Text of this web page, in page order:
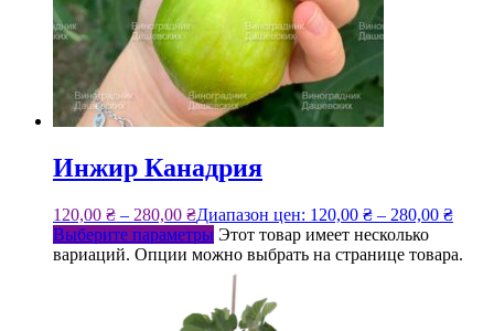
Инжир Канадрия
120,00 ₴ – 280,00 ₴Диапазон цен: 120,00 ₴ – 280,00 ₴
Выберите параметры Этот товар имеет несколько
вариаций. Опции можно выбрать на странице товара.